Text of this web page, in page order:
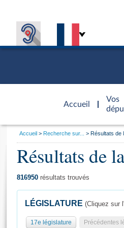
Accueil
d'accueil
Vos
Général
Vous
Accueil Recherche sur... Résultats de
Résultats de
816950 résultats trouvés
LÉGISLATURE (Cliquez sur
17e législature Précédentes